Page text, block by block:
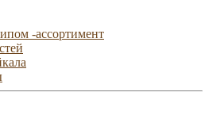
-ассортимент